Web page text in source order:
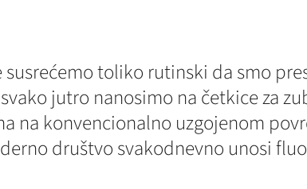
susrećemo toliko rutinski da smo
jutro nanosimo na četkice za
na konvencionalno uzgojenom
društvo svakodnevno unosi